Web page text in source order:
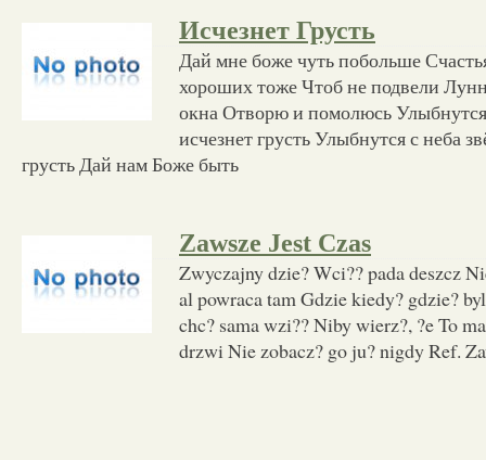
Исчезнет Грусть
Дай мне боже чуть побольше
хороших тоже Чтоб не подвели
окна Отворю и помолюсь
исчезнет грусть Улыбнутся с неба
грусть Дай нам Боже быть
Zawsze Jest Czas
Zwyczajny dzie? Wci?? pada deszcz
al powraca tam Gdzie kiedy? gdzie?
chc? sama wzi?? Niby wierz?, ?e To
drzwi Nie zobacz? go ju? nigdy Ref.